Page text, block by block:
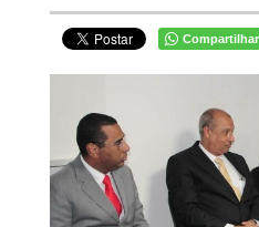
Compartilhar